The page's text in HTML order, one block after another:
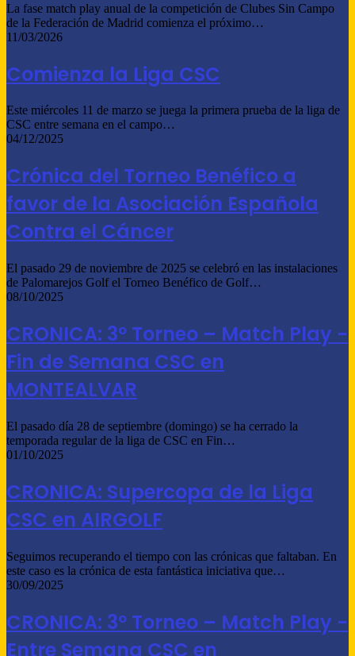
La fase match play anual de la competición de Clubes Sin Campo
de la Federación de Madrid comienza el próximo…
11/03/2026
Comienza la Liga CSC
Este miércoles 11 de marzo se juega la primera prueba de la liga de
CSC entre semana en el campo…
04/12/2025
Crónica del Torneo Benéfico a
favor de la Asociación Española
Contra el Cáncer
El pasado 29 de noviembre de 2025 se celebró en las instalaciones
de Palomarejos Golf el Torneo Benéfico de Golf…
08/10/2025
CRONICA: 3º Torneo – Match Play -
Fin de Semana CSC en
MONTEALVAR
El pasado día 28 de septiembre (domingo) se ha cerrado la
temporada regular de la liga de CSC en Fin…
01/10/2025
CRONICA: Supercopa de la Liga
CSC en AIRGOLF
Seguimos recuperando el tiempo con las crónicas que faltaban. En
este caso es la crónica de esta fantástica iniciativa que…
30/09/2025
CRONICA: 3º Torneo – Match Play -
Entre Semana CSC en